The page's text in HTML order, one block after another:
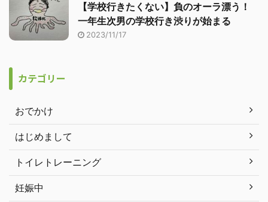
【学校行きたくない】負のオーラ漂う！
一年生次男の学校行き渋りが始まる
2023/11/17
カテゴリー
おでかけ
はじめまして
トイレトレーニング
妊娠中